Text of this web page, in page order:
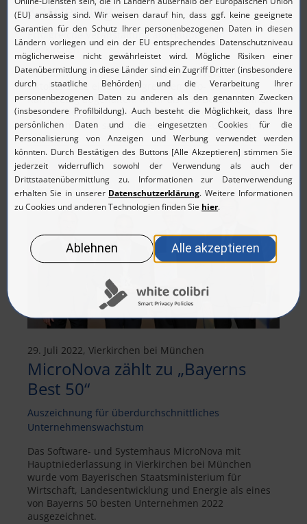
Karrieretag
Erfolgreiche Veranstaltung am Hauptsitz in
Vierkirchen
Das Software- und Systemhaus MicroNova hat am 16.
Oktober 2022 einen erfolgreichen Info- und
Karrieretag abgehalten: Mehr als 130 Besucherinnen
und Besucher informierten sich über das
Unternehmen – samt aktueller Karriere-Chancen.
29. Juli 2022, Vierkirchen bei München
MicroNova zählt zu „Bayerns
Best 50“
Auszeichnung für überdurchschnittliches
Unternehmenswachstum
Das Software- und Systemhaus MicroNova mit
Hauptniederlassung in Vierkirchen bei München
wurde vom Bayerischen Staatsministerium für
Wirtschaft, Landesentwicklung und Energie als eines
von Bayerns 50 besten Unternehmen 2022
ausgezeichnet.